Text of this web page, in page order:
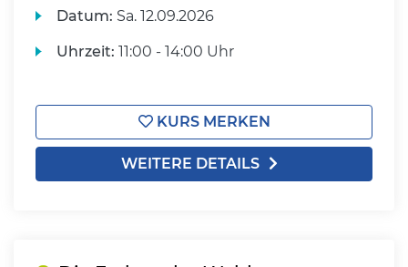
Datum: Sa. 12.09.2026
Uhrzeit: 11:00 - 14:00 Uhr
KURS MERKEN
WEITERE DETAILS